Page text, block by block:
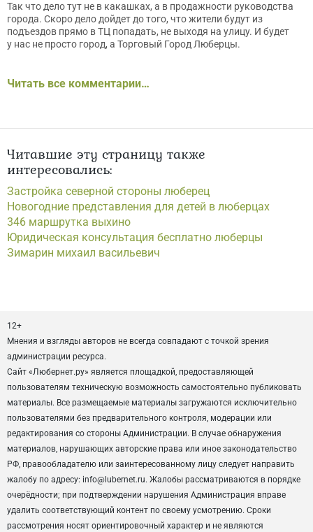
Так что дело тут не в какашках, а в продажности руководства
города. Скоро дело дойдет до того, что жители будут из
подъездов прямо в ТЦ попадать, не выходя на улицу. И будет
у нас не просто город, а Торговый Город Люберцы.
Читать все комментарии…
Читавшие эту страницу также
интересовались:
Застройка северной стороны люберец
Новогодние представления для детей в люберцах
346 маршрутка выхино
Юридическая консультация бесплатно люберцы
Зимарин михаил васильевич
12+
Мнения и взгляды авторов не всегда совпадают с точкой зрения
администрации ресурса.
Сайт «Любернет.ру» является площадкой, предоставляющей
пользователям техническую возможность самостоятельно публиковать
материалы. Все размещаемые материалы загружаются исключительно
пользователями без предварительного контроля, модерации или
редактирования со стороны Администрации. В случае обнаружения
материалов, нарушающих авторские права или иное законодательство
РФ, правообладателю или заинтересованному лицу следует направить
жалобу по адресу: info@lubernet.ru. Жалобы рассматриваются в порядке
очерёдности; при подтверждении нарушения Администрация вправе
удалить соответствующий контент по своему усмотрению. Сроки
рассмотрения носят ориентировочный характер и не являются